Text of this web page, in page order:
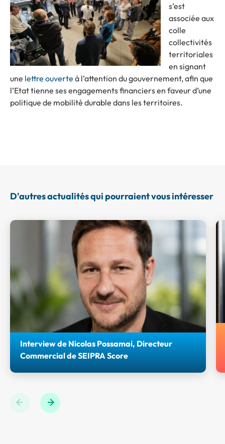
s’est
associée aux
colle
collectivités
territoriales
en signant
une lettre ouverte à l’attention du gouvernement, afin que
l’Etat tienne ses engagements financiers en faveur d’une
politique de mobilité durable dans les territoires.
D'autres actualités qui pourraient vous intéresser
Interview de Nicolas Possamai, Directeur
Commercial de SEIPRA Score
Retrouvez l'interview de Nicolas POSSAMAI, Directeur
Journées AGIR 2026.